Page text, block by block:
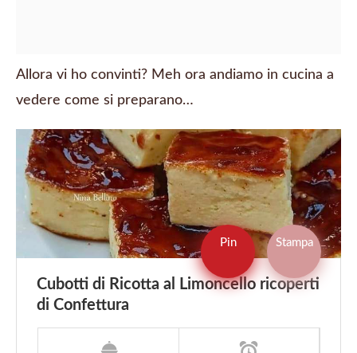
Allora vi ho convinti? Meh ora andiamo in cucina a
vedere come si preparano…
Pin Stampa
Cubotti di Ricotta al Limoncello ricoperti
di Confettura